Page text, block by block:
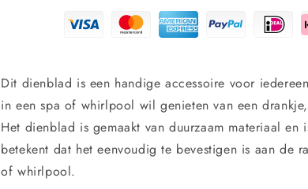
Dit dienblad is een handige accessoire voor
in een spa of whirlpool wil genieten van een
Het dienblad is gemaakt van duurzaam materiaal en
betekent dat het eenvoudig te bevestigen is aan de
of whirlpool.